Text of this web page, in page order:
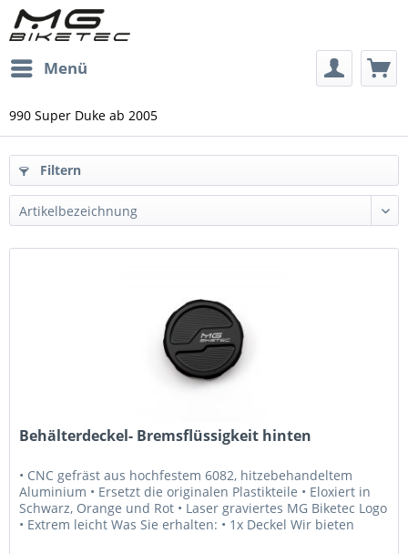
Menü
990 Super Duke ab 2005
Filtern
Behälterdeckel- Bremsflüssigkeit hinten
• CNC gefräst aus hochfestem 6082, hitzebehandeltem
Aluminium • Ersetzt die originalen Plastikteile • Eloxiert in
Schwarz, Orange und Rot • Laser graviertes MG Biketec Logo
• Extrem leicht Was Sie erhalten: • 1x Deckel Wir bieten